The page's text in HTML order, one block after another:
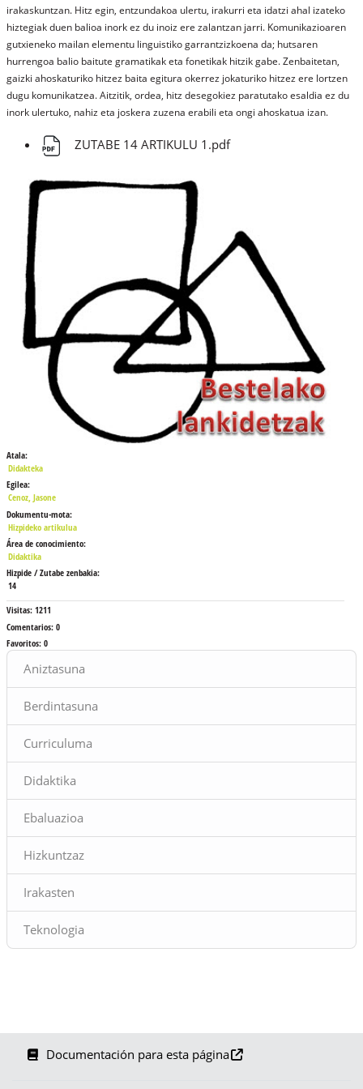
Bloques
Aniztasuna
Berdintasuna
Curriculuma
Didaktika
Ebaluazioa
Hizkuntzaz
Irakasten
Teknologia
Atala:
Didakteka
Egilea:
Cenoz, Jasone
Dokumentu-mota:
Hizpideko artikulua
Área de conocimiento:
Didaktika
Hizpide / Zutabe zenbakia:
14
Visitas: 1211
Comentarios: 0
Favoritos: 0
irakaskuntzan. Hitz egin, entzundakoa ulertu, irakurri eta idatzi ahal izateko
hiztegiak duen balioa inork ez du inoiz ere zalantzan jarri. Komunikazioaren
gutxieneko mailan elementu linguistiko garrantzizkoena da; hutsaren
hurrengoa balio baitute gramatikak eta fonetikak hitzik gabe. Zenbaitetan,
gaizki ahoskaturiko hitzez baita egitura okerrez jokaturiko hitzez ere lortzen
dugu komunikatzea. Aitzitik, ordea, hitz desegokiez paratutako esaldia ez du
inork ulertuko, nahiz eta joskera zuzena erabili eta ongi ahoskatua izan.
ZUTABE 14 ARTIKULU 1.pdf
Documentación para esta página